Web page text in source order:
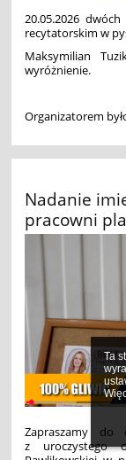
Ta
20.05.2026
recytatorskim w
Maksymilian
wyróżnienie.
Organizatorem
Nadanie
pracowni
Zapraszamy do
z uroczystego